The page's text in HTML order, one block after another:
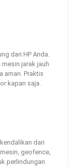
dari HP Anda.
jarak jauh
aman. Praktis
kapan saja.
dari
geofence,
perlindungan